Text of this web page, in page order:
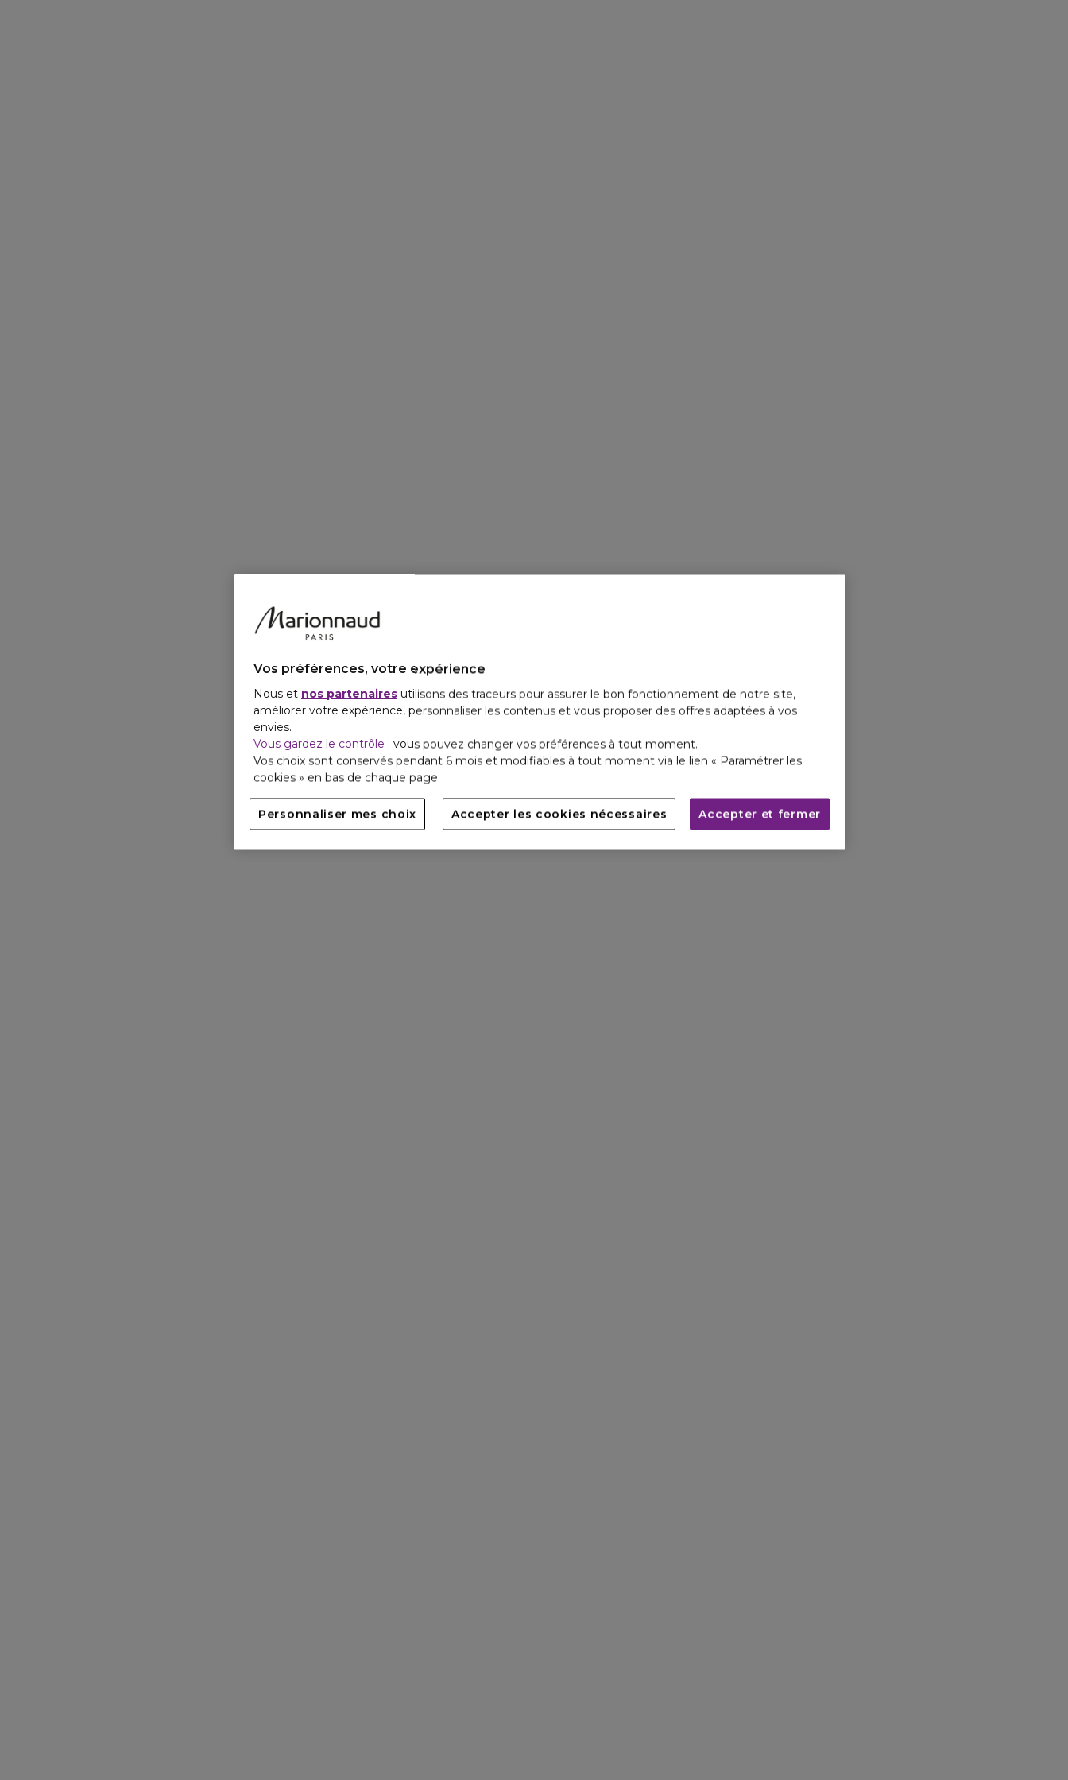
Vos préférences, votre expérience
Nous et nos partenaires utilisons des traceurs pour assurer le bon fonctionnement de notre site,
améliorer votre expérience, personnaliser les contenus et vous proposer des offres adaptées à vos
envies.
Vous gardez le contrôle : vous pouvez changer vos préférences à tout moment.
Vos choix sont conservés pendant 6 mois et modifiables à tout moment via le lien « Paramétrer les
cookies » en bas de chaque page.
Personnaliser mes choix Accepter les cookies nécessaires Accepter et fermer